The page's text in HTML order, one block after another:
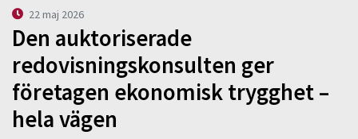
22 maj 2026
Den auktoriserade
redovisningskonsulten ger
företagen ekonomisk trygghet –
hela vägen